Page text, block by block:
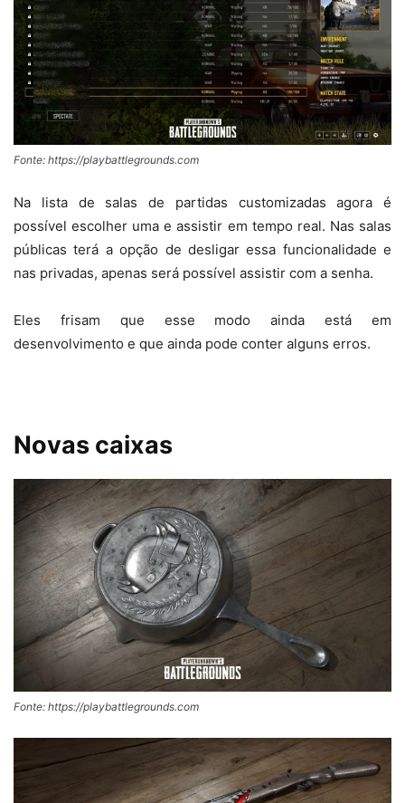
Fonte: https://playbattlegrounds.com
Na lista de salas de partidas customizadas agora é
possível escolher uma e assistir em tempo real. Nas salas
públicas terá a opção de desligar essa funcionalidade e
nas privadas, apenas será possível assistir com a senha.
Eles frisam que esse modo ainda está em
desenvolvimento e que ainda pode conter alguns erros.
Novas caixas
Fonte: https://playbattlegrounds.com